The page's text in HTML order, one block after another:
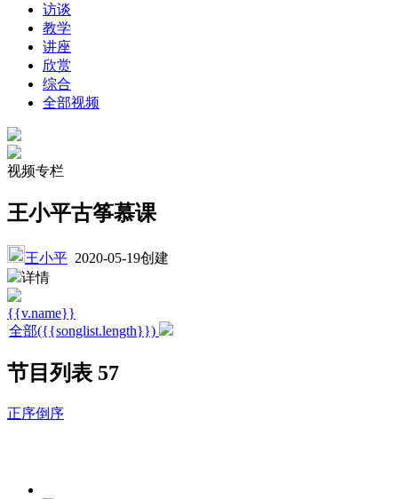
访谈
教学
讲座
欣赏
综合
全部视频
视频专栏
王小平古筝慕课
王小平 2020-05-19创建
详情
{{v.name}}
全部({{songlist.length}})
节目列表 57
正序倒序